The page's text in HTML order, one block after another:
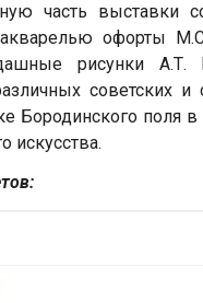
часть выставки
офорты
рисунки
советских
Бородинского поля
искусства.